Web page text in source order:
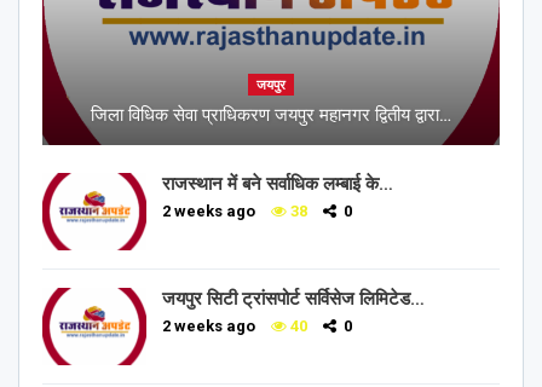
जयपुर
जिला विधिक सेवा प्राधिकरण जयपुर महानगर द्वितीय द्वारा…
राजस्थान में बने सर्वाधिक लम्बाई के…
2 weeks ago 38 0
जयपुर सिटी ट्रांसपोर्ट सर्विसेज लिमिटेड…
2 weeks ago 40 0